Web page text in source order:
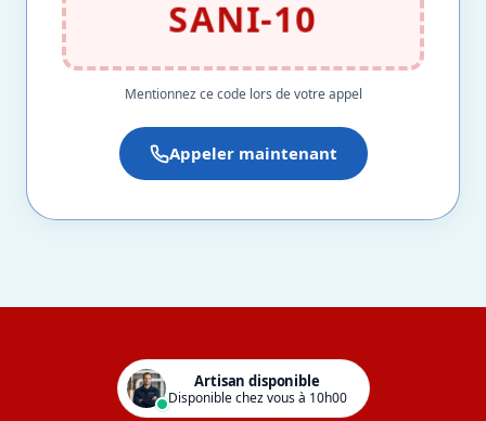
SANI-10
Mentionnez ce code lors de votre appel
Appeler maintenant
Artisan disponible
Disponible chez vous à 10h00